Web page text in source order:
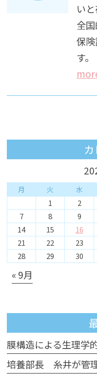
い
全
保
す
月 火 水
1 2
7
8 9
14
15 16
21
22 23
28
29 30
« 9月
膜構造による生理学